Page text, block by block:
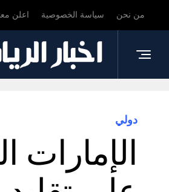
من نحن سياسة الخصوصية اعلن
دولي